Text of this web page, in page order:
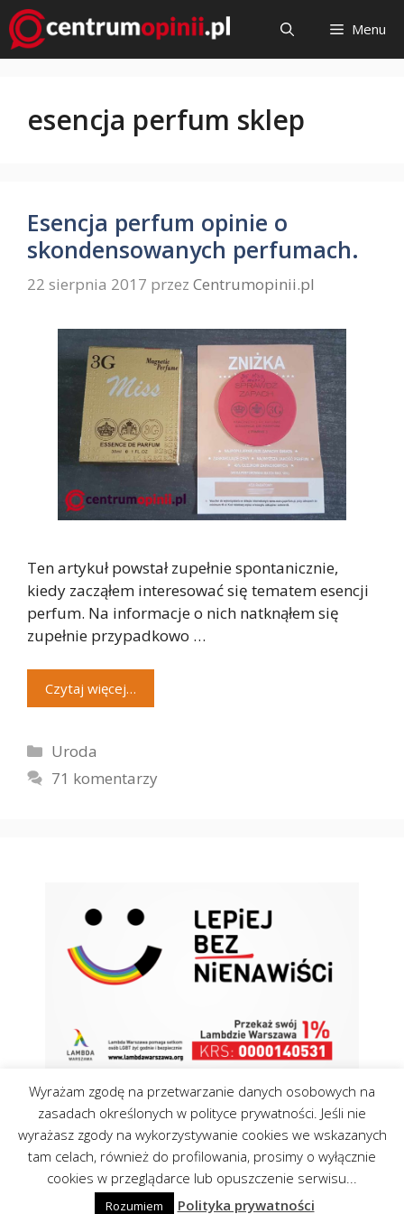
Przejdź
do
treści
Menu
esencja perfum sklep
Esencja perfum opinie o
skondensowanych perfumach.
22 sierpnia 2017 przez Centrumopinii.pl
Ten artykuł powstał zupełnie spontanicznie,
kiedy zacząłem interesować się tematem esencji
perfum. Na informacje o nich natknąłem się
zupełnie przypadkowo …
Czytaj więcej…
Kategorie
Uroda
71 komentarzy
Kontakt
Polityka Cookies
©Centrumopinii.pl 2026
Wyrażam zgodę na przetwarzanie danych osobowych na
zasadach określonych w polityce prywatności. Jeśli nie
wyrażasz zgody na wykorzystywanie cookies we wskazanych
tam celach, również do profilowania, prosimy o wyłącznie
cookies w przeglądarce lub opuszczenie serwisu...
Rozumiem Polityka prywatności